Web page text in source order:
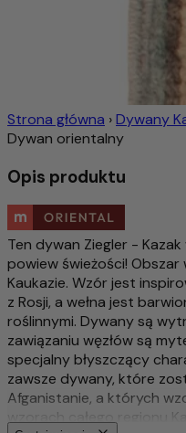
Strona główna ›Dywany
Dywan orientalny
Opis produktu
Ten dywan Ziegler -
powiew świeżości! Obszar
Kaukazie. Wzór jest
z Rosji, a wełna jest
roślinnymi. Dywany są
zawiązaniu węzłów są
specjalny błyszczący
zawsze dywany, które
Afganistanie, a których
wzorach całego regionu